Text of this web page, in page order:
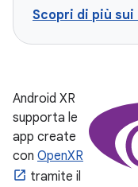
Scopri di più
Android XR
supporta le
app create
con OpenXR
tramite il